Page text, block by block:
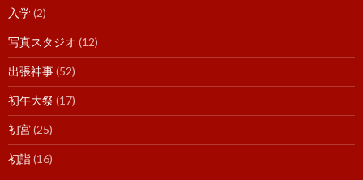
入学(2)
写真スタジオ (12)
出張神事(52)
初午大祭(17)
初宮(25)
初詣(16)